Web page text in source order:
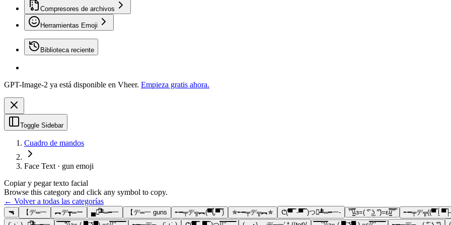
Compresores de archivos
Herramientas Emoji
Biblioteca reciente
GPT-Image-2 ya está disponible en Vheer. Empieza gratis ahora.
Toggle Sidebar
Cuadro de mandos
Face Text · gun emoji
Copiar y pegar texto facial
Browse this category and click any symbol to copy.
← Volver a todas las categorías
🔫 【デ═一 ︻デ┳═ー ▄︻̷̿┻̿═━一 【デ═一 guns ╾━╤デ╦︻(▀̿Ĺ̯▀̿ ̿) ✯╾━╤デ╦︻✯ ᕦ(▀̿ ̿ -▀̿ ̿ )つ︻̷┻̿═━一- ‘̿’\̵͇̿̿\з=( ͡° ͜ʖ ͡°)=ε/̵͇̿̿/’̿’̿ ╾━╤デ╦((▀̿ ĺ̯